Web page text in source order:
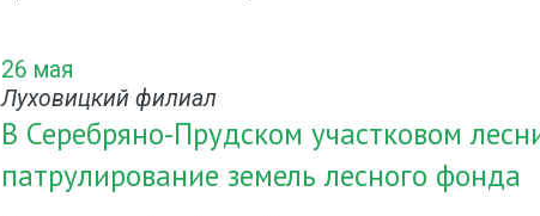
26 мая
Луховицкий филиал
В Серебряно-Прудском участковом
патрулирование земель лесного фонда